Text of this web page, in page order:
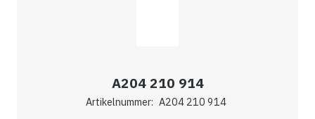
A204 210 914
Artikelnummer: A204 210 914